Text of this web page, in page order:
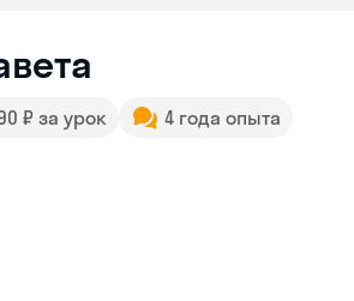
₽ за урок 4 года опыта